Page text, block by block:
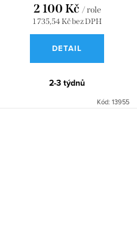
1 735,54 Kč bez DPH
2 100 Kč / role
DETAIL
2-3 týdnů
Kód: 13955